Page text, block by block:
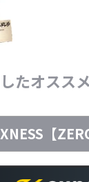
たオスス
【